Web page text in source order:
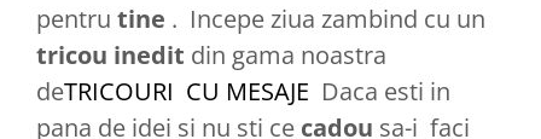
pentru tine . Incepe ziua zambind cu un
tricou inedit din gama noastra
deTRICOURI CU MESAJE Daca esti in
pana de idei si nu sti ce cadou sa-i faci